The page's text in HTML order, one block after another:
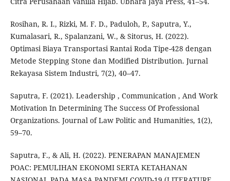
Rosihan, R. I., Rizki, M. F. D., Paduloh, P., Saputra, Y.,
Kumalasari, R., Spalanzani, W., & Sitorus, H. (2022).
Optimasi Biaya Transportasi Rantai Roda Tipe-428 dengan
Metode Stepping Stone dan Modified Distribution. Jurnal
Rekayasa Sistem Industri, 7(2), 40–47.
Saputra, F. (2021). Leadership , Communication , And Work
Motivation In Determining The Success Of Professional
Organizations. Journal of Law Politic and Humanities, 1(2),
59–70.
Saputra, F., & Ali, H. (2022). PENERAPAN MANAJEMEN
POAC: PEMULIHAN EKONOMI SERTA KETAHANAN